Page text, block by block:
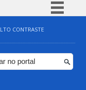
Simplifique!
Comunica BR
Participe
CONTRASTE